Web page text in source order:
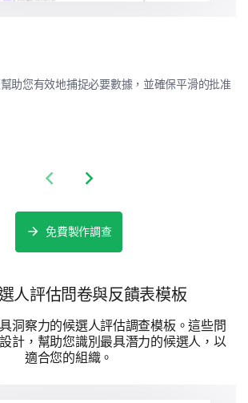
末和晚上在內的工作時間保持靈活
指示和指導的任務，而不是自主工作
識您，並感謝您在回答中的誠實。
這個角色，以及您的技能和經驗如
個職位？
助您有效地捕捉必要數據，並確保平滑的批准
Previous slide
Next slide
免費製作調查
人評估問卷與反饋表模板
洞察力的候選人評估調查模板。這些問
計，幫助您識別最具潛力的候選人，以
適合您的組織。